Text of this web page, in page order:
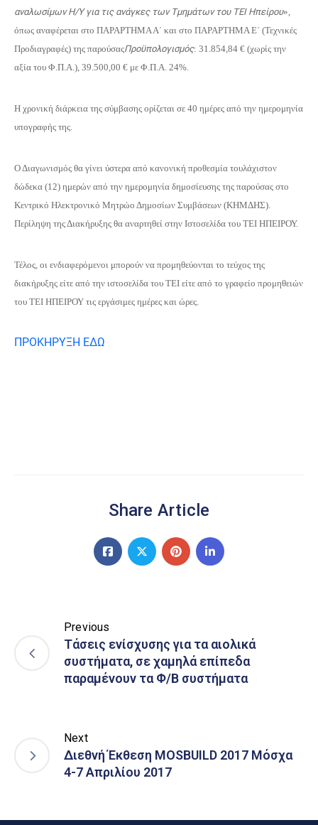
αναλωσίμων Η/Υ για τις ανάγκες των Τμημάτων του ΤΕΙ Ηπείρου»,
όπως αναφέρεται στο ΠΑΡΑΡΤΗΜΑ Α΄ και στο ΠΑΡΑΡΤΗΜΑ Ε΄ (Τεχνικές
Προδιαγραφές) της παρούσαςΠροϋπολογισμός: 31.854,84 € (χωρίς την
αξία του Φ.Π.Α.), 39.500,00 € με Φ.Π.Α. 24%.
Η χρονική διάρκεια της σύμβασης ορίζεται σε 40 ημέρες από την ημερομηνία
υπογραφής της.
Ο Διαγωνισμός θα γίνει ύστερα από κανονική προθεσμία τουλάχιστον
δώδεκα (12) ημερών από την ημερομηνία δημοσίευσης της παρούσας στο
Κεντρικό Ηλεκτρονικό Μητρώο Δημοσίων Συμβάσεων (ΚΗΜΔΗΣ).
Περίληψη της Διακήρυξης θα αναρτηθεί στην Ιστοσελίδα του ΤΕΙ ΗΠΕΙΡΟΥ.
Τέλος, οι ενδιαφερόμενοι μπορούν να προμηθεύονται το τεύχος της
διακήρυξης είτε από την ιστοσελίδα του ΤΕΙ είτε από το γραφείο προμηθειών
του ΤΕΙ ΗΠΕΙΡΟΥ τις εργάσιμες ημέρες και ώρες.
ΠΡΟΚΗΡΥΞΗ ΕΔΩ
Share Article
Previous
Τάσεις ενίσχυσης για τα αιολικά
συστήματα, σε χαμηλά επίπεδα
παραμένουν τα Φ/Β συστήματα
Next
Διεθνή Έκθεση MOSBUILD 2017 Μόσχα
4-7 Απριλίου 2017